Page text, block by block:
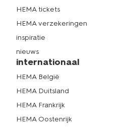
HEMA tickets
HEMA verzekeringen
inspiratie
nieuws
internationaal
HEMA België
HEMA Duitsland
HEMA Frankrijk
HEMA Oostenrijk